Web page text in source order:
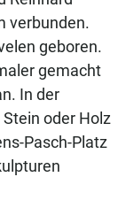
verbunden.
geboren.
gemacht
In der
oder Holz
Pasch-Platz